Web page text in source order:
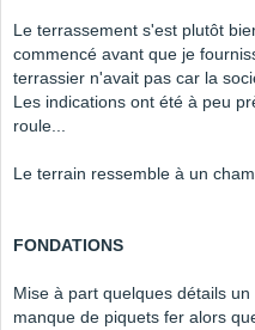
Le terrassement s'est plutôt
commencé avant que je
terrassier n'avait pas car la
Les indications ont été à peu
roule...
Le terrain ressemble à un
FONDATIONS
Mise à part quelques détails
manque de piquets fer alors